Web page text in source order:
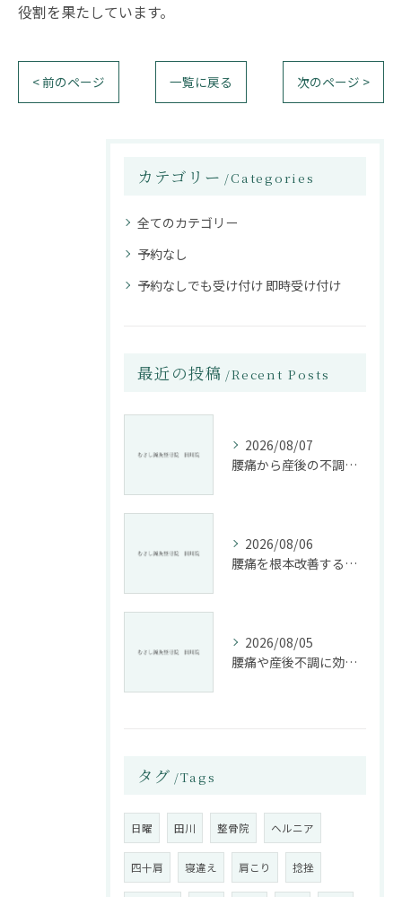
役割を果たしています。
< 前のページ 一覧に戻る 次のページ >
カテゴリー Categories
全てのカテゴリー
予約なし
予約なしでも受け付け 即時受け付け
最近の投稿 Recent Posts
2026/08/07
腰痛から産後の不調まで整骨院で根本改善する方法
2026/08/06
腰痛を根本改善する整骨院の施術とアドバイスの重要性
2026/08/05
腰痛や産後不調に効く整骨院の施術と姿勢改善法
タグ Tags
日曜 田川 整骨院 ヘルニア
四十肩 寝違え 肩こり 捻挫